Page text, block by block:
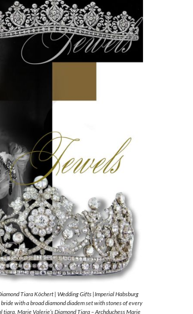
Tiara Köchert | Wedding Gifts |Imperial Habsburg
with a broad diamond diadem set with stones of every
tiara. Marie Valerie’s Diamond Tiara – Archduchess Marie